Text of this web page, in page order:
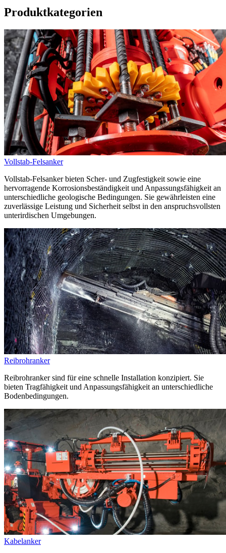
Produktkategorien
Vollstab-Felsanker
Vollstab-Felsanker bieten Scher- und Zugfestigkeit sowie eine
hervorragende Korrosionsbeständigkeit und Anpassungsfähigkeit an
unterschiedliche geologische Bedingungen. Sie gewährleisten eine
zuverlässige Leistung und Sicherheit selbst in den anspruchsvollsten
unterirdischen Umgebungen.
Reibrohranker
Reibrohranker sind für eine schnelle Installation konzipiert. Sie
bieten Tragfähigkeit und Anpassungsfähigkeit an unterschiedliche
Bodenbedingungen.
Kabelanker